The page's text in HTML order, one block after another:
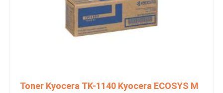
Toner Kyocera TK-1140 Kyocera ECOSYS M